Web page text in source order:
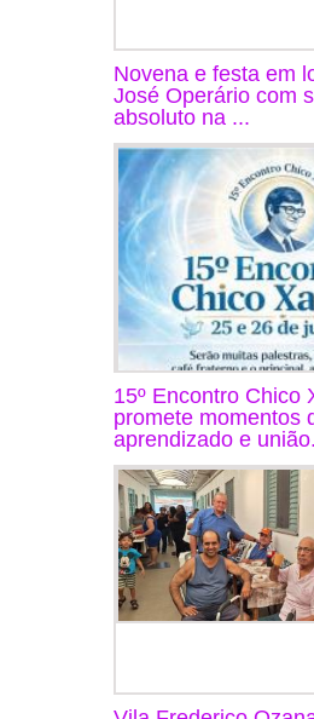
Novena e festa em
José Operário com
absoluto na ...
15º Encontro Chico
promete momentos
aprendizado e